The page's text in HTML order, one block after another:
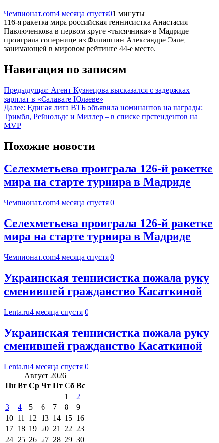
Чемпионат.com4 месяца спустя01 минуты
116-я ракетка мира российская теннисистка Анастасия
Павлюченкова в первом круге «тысячника» в Мадриде
проиграла сопернице из Филиппин Александре Эале,
занимающей в мировом рейтинге 44-е место.
Навигация по записям
Предыдущая: Агент Кузнецова высказался о задержках
зарплат в «Салавате Юлаеве»
Далее: Единая лига ВТБ объявила номинантов на награды:
Тримбл, Рейнольдс и Миллер – в списке претендентов на
MVP
Похожие новости
Селехметьева проиграла 126-й ракетке
мира на старте турнира в Мадриде
Чемпионат.com4 месяца спустя 0
Селехметьева проиграла 126-й ракетке
мира на старте турнира в Мадриде
Чемпионат.com4 месяца спустя 0
Украинская теннисистка пожала руку
сменившей гражданство Касаткиной
Lenta.ru4 месяца спустя 0
Украинская теннисистка пожала руку
сменившей гражданство Касаткиной
Lenta.ru4 месяца спустя 0
Август 2026
Пн Вт Ср Чт Пт Сб Вс
1
2
3
4 5 6 7 8
9
10 11 12 13 14 15 16
17 18 19 20 21 22 23
24 25 26 27 28 29 30